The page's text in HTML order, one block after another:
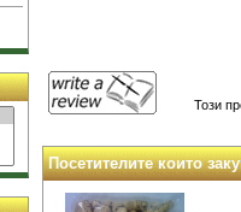
Този
Посетителите които